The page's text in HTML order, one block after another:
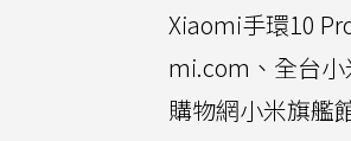
Xiaomi手環10
mi.com、全台
購物網小米旗艦